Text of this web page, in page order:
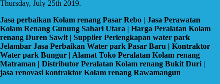
Thursday, July 25th 2019.
Jasa perbaikan Kolam renang Pasar Rebo | Jasa Perawatan
Kolam Renang Gunung Sahari Utara | Harga Peralatan Kolam
renang Duren Sawit | Supplier Perlengkapan water park
Jelambar Jasa Perbaikan Water park Pasar Baru | Kontraktor
Water park Bungur | Alamat Toko Peralatan Kolam renang
Matraman | Distributor Peralatan Kolam renang Bukit Duri |
jasa renovasi kontraktor Kolam renang Rawamangun